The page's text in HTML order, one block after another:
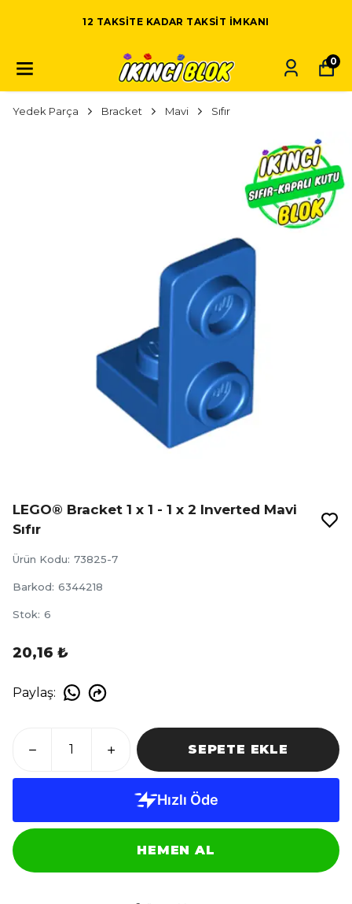
12 TAKSITE KADAR TAKSIT IMKANI
0
Yedek Parça Bracket Mavi Sıfır
LEGO® Bracket 1 x 1 - 1 x 2 Inverted Mavi
Sıfır
Ürün Kodu: 73825-7
Barkod: 6344218
Stok: 6
20,16 ₺
Paylaş:
SEPETE EKLE
HEMEN AL